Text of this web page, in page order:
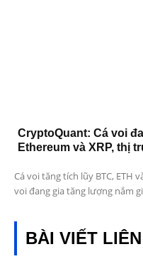
CryptoQuant: Cá voi
Ethereum và XRP, thị
Cá voi tăng tích lũy BTC, ETH
voi đang gia tăng lượng nắm
BÀI VIẾT